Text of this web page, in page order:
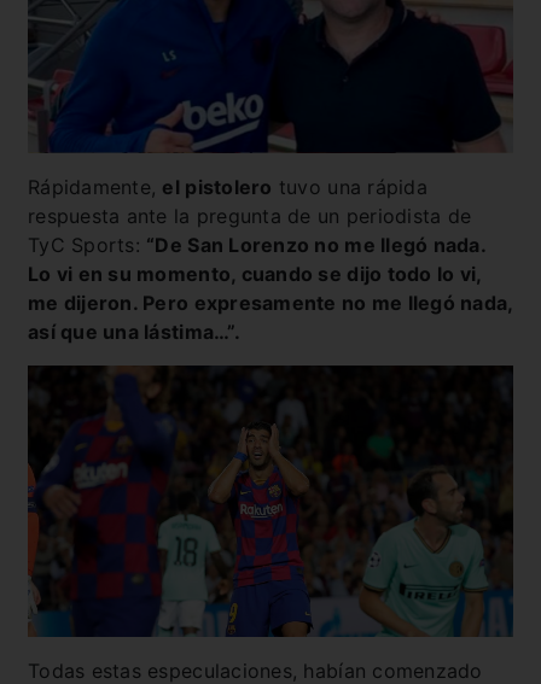
Rápidamente, el pistolero tuvo una rápida
respuesta ante la pregunta de un periodista de
TyC Sports: “De San Lorenzo no me llegó nada.
Lo vi en su momento, cuando se dijo todo lo vi,
me dijeron. Pero expresamente no me llegó nada,
así que una lástima…”.
Todas estas especulaciones, habían comenzado